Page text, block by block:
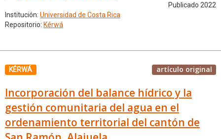
Publicado 2022
Institución: Universidad de Costa Rica
Repositorio: Kérwá
KÉRWÁ artículo original
Incorporación del balance hídrico y la
gestión comunitaria del agua en el
ordenamiento territorial del cantón de